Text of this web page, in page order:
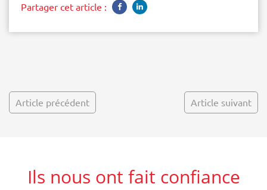
Partager cet article :
Article précédent Article suivant
Ils nous ont fait confiance